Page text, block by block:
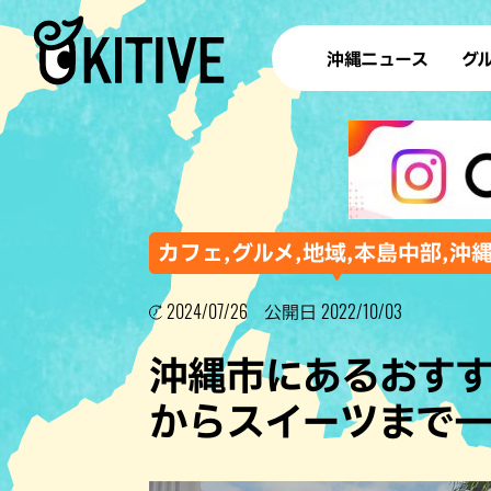
沖縄ニュース グ
ラ
テイ
すし
沖
ステー
その他
カフェ,グルメ,地域,本島中部,沖
2024/07/26 公開日 2022/10/03
沖縄市にあるおす
からスイーツまで